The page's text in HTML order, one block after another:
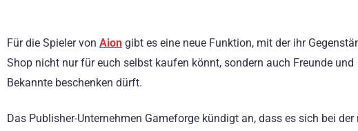
Für die Spieler von Aion gibt es eine neue Funktion, mit der ihr
Shop nicht nur für euch selbst kaufen könnt, sondern auch Freunde und
Bekannte beschenken dürft.
Das Publisher-Unternehmen Gameforge kündigt an, dass es sich bei der